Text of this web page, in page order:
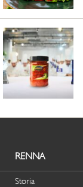
RENNA
Storia